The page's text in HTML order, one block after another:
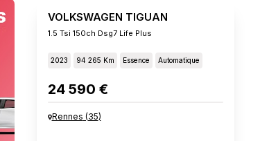
VOLKSWAGEN TIGUAN
1.5 Tsi 150ch Dsg7 Life Plus
2023 94 265 Km Essence Automatique
24 590 €
Rennes (35)